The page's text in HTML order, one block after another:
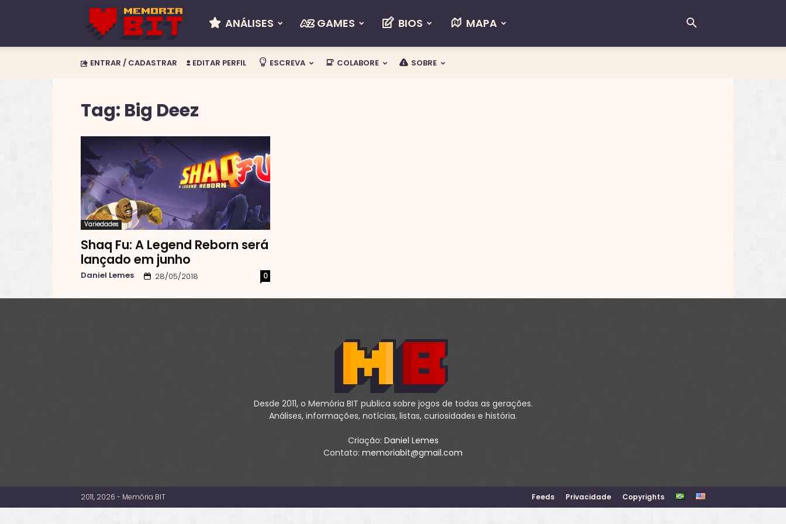
Memória
BIT
ANÁLISES GAMES BIOS MAPA
ENTRAR / CADASTRAR EDITAR PERFIL ESCREVA COLABORE SOBRE
Tag: Big Deez
Variedades
Shaq Fu: A Legend Reborn será
lançado em junho
Daniel Lemes 28/05/2018 0
Desde 2011, o Memória BIT publica sobre jogos de todas as gerações.
Análises, informações, notícias, listas, curiosidades e história.
Criação: Daniel Lemes
Contato: memoriabit@gmail.com
Feeds Privacidade Copyrights
2011, 2026 - Memória BIT